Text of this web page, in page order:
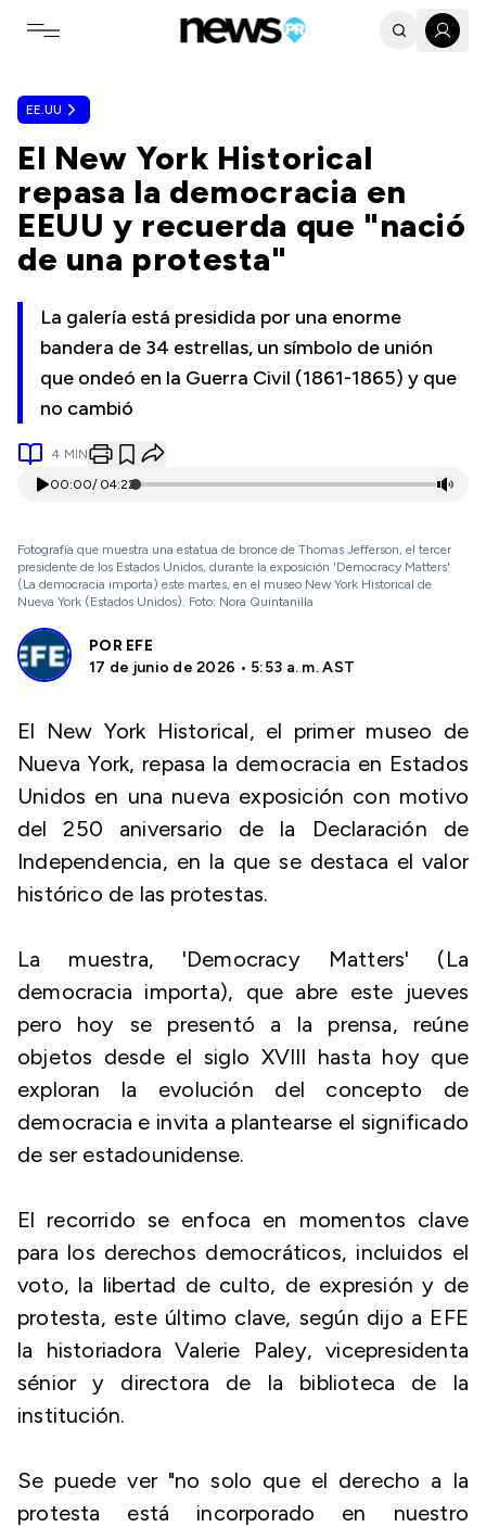
Toggle navigation menu
EE.UU
El New York Historical
repasa la democracia en
EEUU y recuerda que "nació
de una protesta"
La galería está presidida por una enorme
bandera de 34 estrellas, un símbolo de unión
que ondeó en la Guerra Civil (1861-1865) y que
no cambió
4 MIN
00:00/ 04:22
Fotografía que muestra una estatua de bronce de Thomas Jefferson, el tercer
presidente de los Estados Unidos, durante la exposición 'Democracy Matters'
(La democracia importa) este martes, en el museo New York Historical de
Nueva York (Estados Unidos). Foto: Nora Quintanilla
POR EFE
17 de junio de 2026 • 5:53 a. m. AST
El New York Historical, el primer museo de
Nueva York, repasa la democracia en Estados
Unidos en una nueva exposición con motivo
del 250 aniversario de la Declaración de
Independencia, en la que se destaca el valor
histórico de las protestas.
La muestra, 'Democracy Matters' (La
democracia importa), que abre este jueves
pero hoy se presentó a la prensa, reúne
objetos desde el siglo XVIII hasta hoy que
exploran la evolución del concepto de
democracia e invita a plantearse el significado
de ser estadounidense.
El recorrido se enfoca en momentos clave
para los derechos democráticos, incluidos el
voto, la libertad de culto, de expresión y de
protesta, este último clave, según dijo a EFE
la historiadora Valerie Paley, vicepresidenta
sénior y directora de la biblioteca de la
institución.
Se puede ver "no solo que el derecho a la
protesta está incorporado en nuestro